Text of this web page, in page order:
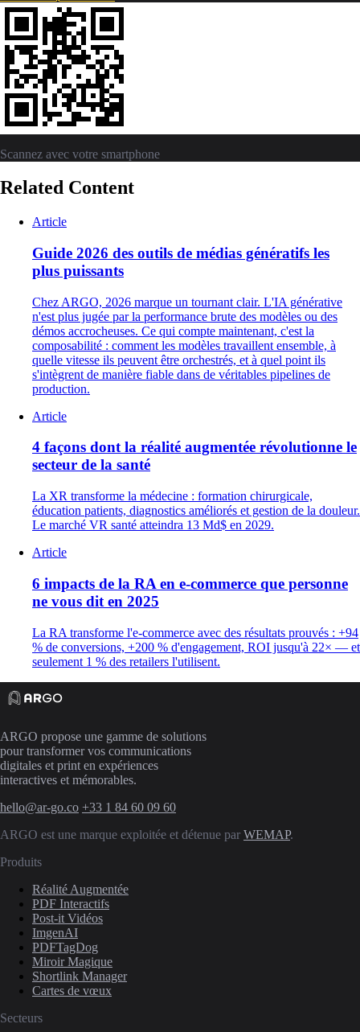
Scannez avec votre smartphone
Related Content
Article
Guide 2026 des outils de médias génératifs les
plus puissants
Chez ARGO, 2026 marque un tournant clair. L'IA générative
n'est plus jugée par la performance brute des modèles ou des
démos accrocheuses. Ce qui compte maintenant, c'est la
composabilité : comment les modèles travaillent ensemble, à
quelle vitesse ils peuvent être orchestrés, et à quel point ils
s'intègrent de manière fiable dans de véritables pipelines de
production.
Article
4 façons dont la réalité augmentée révolutionne le
secteur de la santé
La XR transforme la médecine : formation chirurgicale,
éducation patients, diagnostics améliorés et gestion de la douleur.
Le marché VR santé atteindra 13 Md$ en 2029.
Article
6 impacts de la RA en e-commerce que personne
ne vous dit en 2025
La RA transforme l'e-commerce avec des résultats prouvés : +94
% de conversions, +200 % d'engagement, ROI jusqu'à 22× — et
seulement 1 % des retailers l'utilisent.
ARGO propose une gamme de solutions
pour transformer vos communications
digitales et print en expériences
interactives et mémorables.
hello@ar-go.co +33 1 84 60 09 60
ARGO est une marque exploitée et détenue par WEMAP.
Produits
Réalité Augmentée
PDF Interactifs
Post-it Vidéos
ImgenAI
PDFTagDog
Miroir Magique
Shortlink Manager
Cartes de vœux
Secteurs